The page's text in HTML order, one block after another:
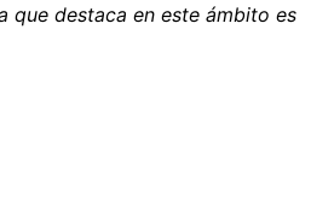
que destaca en este ámbito es